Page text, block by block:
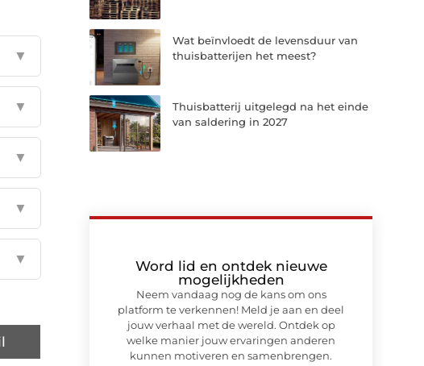
▼
▼
▼
▼
▼
Wat beïnvloedt de levensduur van
thuisbatterijen het meest?
Thuisbatterij uitgelegd na het einde
van saldering in 2027
Word lid en ontdek nieuwe
mogelijkheden
Neem vandaag nog de kans om ons
platform te verkennen! Meld je aan en deel
jouw verhaal met de wereld. Ontdek op
welke manier jouw ervaringen anderen
kunnen motiveren en samenbrengen.